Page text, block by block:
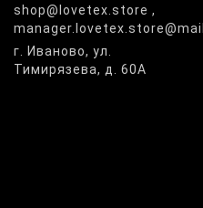
shop@lovetex.store ,
г. Иваново, ул.
Тимирязева, д. 60А